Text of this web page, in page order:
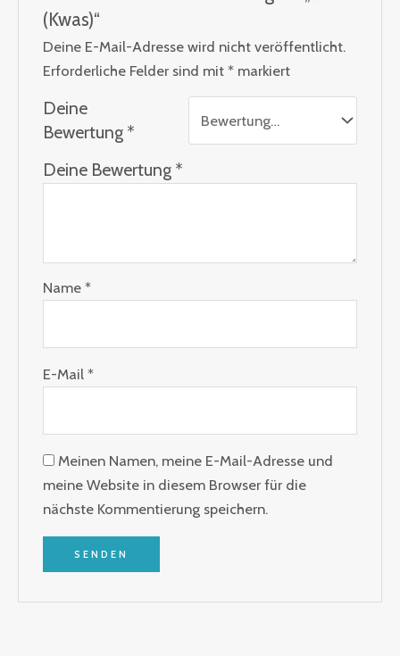
(Kwas)“
Deine E-Mail-Adresse wird nicht veröffentlicht.
Erforderliche Felder sind mit* markiert
Deine
Bewertung *
Deine Bewertung *
Name*
E-Mail*
Meinen Namen, meine E-Mail-Adresse und
meine Website in diesem Browser für die
nächste Kommentierung speichern.